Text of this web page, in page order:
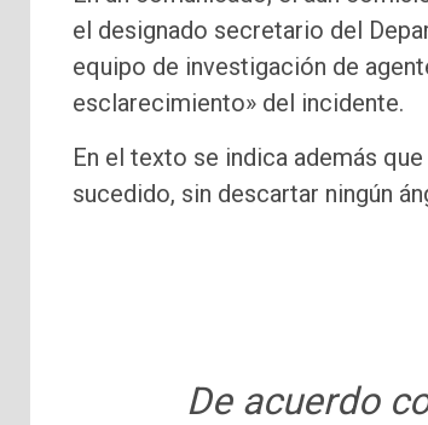
el designado secretario del
equipo de investigación de
esclarecimiento» del incidente.
En el texto se indica además
sucedido, sin descartar ningún
De acuerdo